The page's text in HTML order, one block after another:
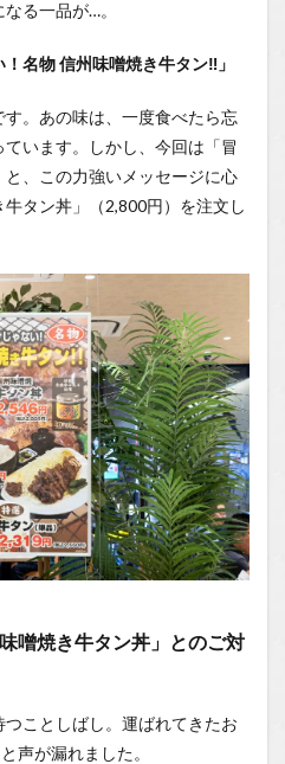
る一品が…。
名物 信州味噌焼き牛タン‼」
。あの味は、一度食べたら忘
います。しかし、今回は「冒
、この力強いメッセージに心
タン丼」（2,800円）を注文し
噌焼き牛タン丼」とのご対
ことしばし。運ばれてきたお
声が漏れました。